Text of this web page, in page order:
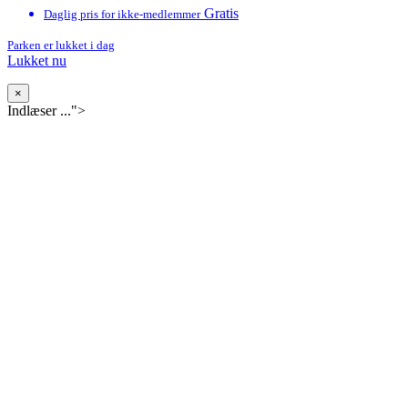
Daglig pris for ikke-medlemmer Gratis
Parken er lukket i dag
Lukket nu
×
Indlæser ...">